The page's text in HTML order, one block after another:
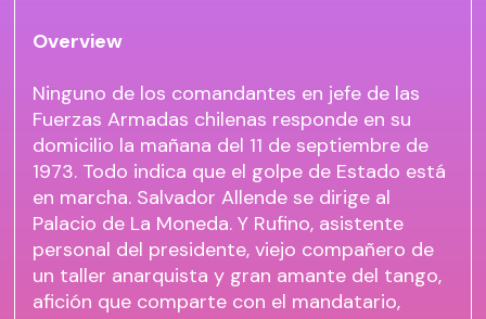
Overview
Ninguno de los comandantes en jefe de las
Fuerzas Armadas chilenas responde en su
domicilio la mañana del 11 de septiembre de
1973. Todo indica que el golpe de Estado está
en marcha. Salvador Allende se dirige al
Palacio de La Moneda. Y Rufino, asistente
personal del presidente, viejo compañero de
un taller anarquista y gran amante del tango,
afición que comparte con el mandatario,